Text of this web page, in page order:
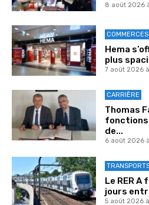
8 août 2026
COMMERCES
Hema
plus
7 août 2026
CARRIÈRE
Thomas
fonctions
de...
6 août 2026
Le RER
jours
5 août 2026